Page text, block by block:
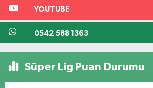
YOUTUBE
0542 588 1363
Süper Lig Puan Durumu